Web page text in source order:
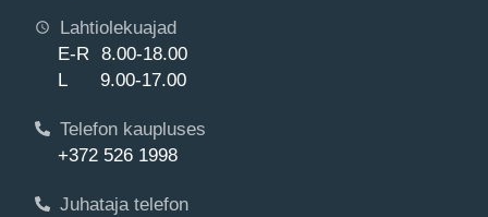
Lahtiolekuajad
E-R 8.00-18.00
L 9.00-17.00
Telefon kaupluses
+372 526 1998
Juhataja telefon